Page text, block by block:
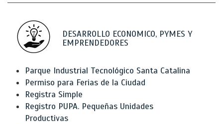
DESARROLLO ECONOMICO, PYMES Y
EMPRENDEDORES
Parque Industrial Tecnológico Santa Catalina
Permiso para Ferias de la Ciudad
Registra Simple
Registro PUPA. Pequeñas Unidades
Productivas